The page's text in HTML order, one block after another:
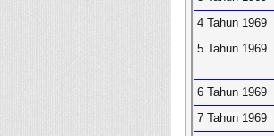
4 Tahun 1969
5 Tahun 1969
6 Tahun 1969
7 Tahun 1969